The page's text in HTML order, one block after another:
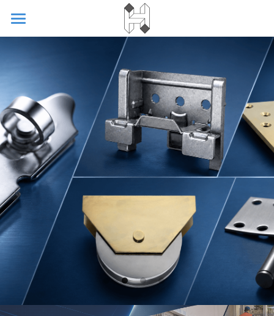
ホーム
お問い合わせ
機関誌
お知らせ
建和会
検索
日本建築金物工業組合